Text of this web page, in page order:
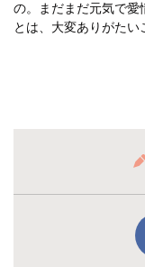
の。まだまだ元気で愛
とは、大変ありがたい